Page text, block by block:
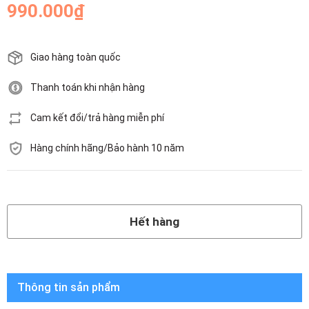
990.000₫
Giao hàng toàn quốc
Thanh toán khi nhận hàng
Cam kết đổi/trả hàng miễn phí
Hàng chính hãng/Bảo hành 10 năm
Hết hàng
Thông tin sản phẩm